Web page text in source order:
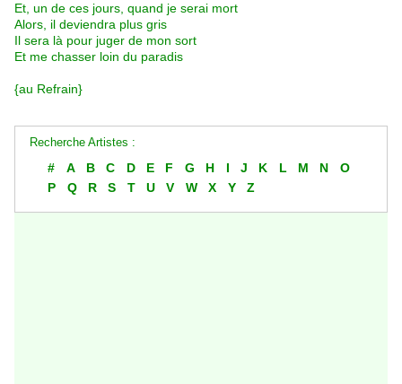
Et, un de ces jours, quand je serai mort
Alors, il deviendra plus gris
Il sera là pour juger de mon sort
Et me chasser loin du paradis
{au Refrain}
Recherche Artistes :
# A B C D E F G H I J K L M N
O
P
Q R S T U V W X Y Z